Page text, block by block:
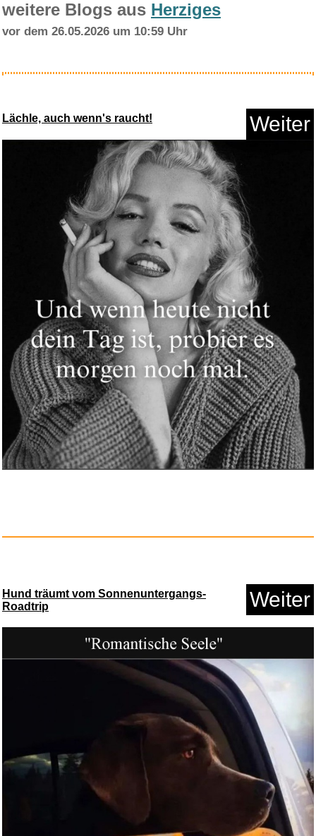
happymaker - Turmalin Armband
...
Anzeige
Perry Rhodan Neo 335:
Mondbebe...
weitere Blogs aus Herziges
vor dem 26.05.2026 um 10:59 Uhr
Lächle, auch wenn's raucht! Weiter
Hund träumt vom Sonnenuntergangs-
Roadtrip
Weiter